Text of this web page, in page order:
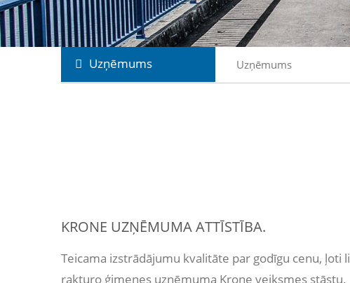
Uzņēmums Uzņēmums
KRONE UZŅĒMUMA ATTĪSTĪBA.
Teicama izstrādājumu kvalitāte par godīgu cenu,
rakturo ģimenes uzņēmuma Krone veiksmes stāstu.